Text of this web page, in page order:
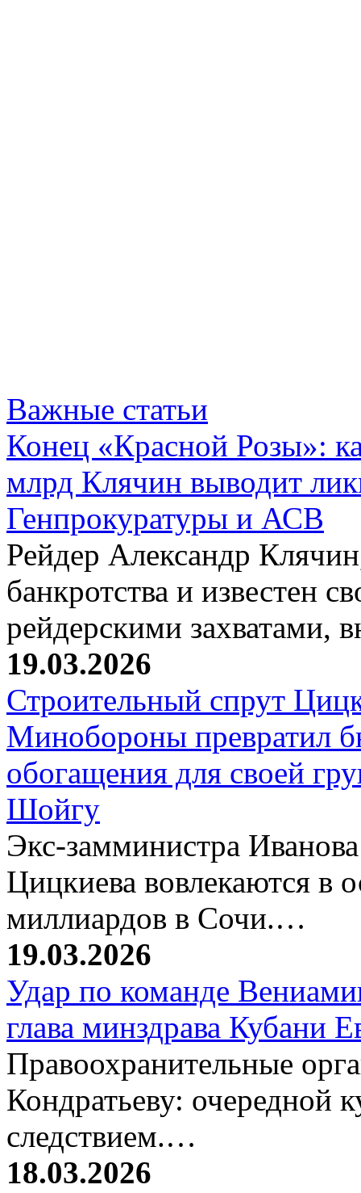
Важные статьи
Конец «Красной Розы»:
млрд Клячин выводит
Генпрокуратуры и АСВ
Рейдер Александр
банкротства и известен
рейдерскими захватами,
19.03.2026
Строительный спрут
Минобороны превратил
обогащения для своей
Шойгу
Экс-замминистра
Цицкиева вовлекаются в
миллиардов в Сочи.…
19.03.2026
Удар по команде
глава минздрава Кубани
Правоохранительные
Кондратьеву: очередной
следствием.…
18.03.2026